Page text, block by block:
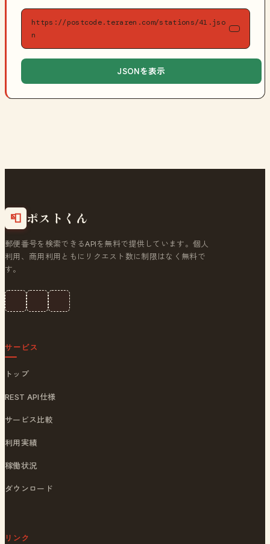
https://postcode.teraren.com/stations/41.jso
n
JSONを表示
📮 ポストくん
郵便番号を検索できるAPIを無料で提供しています。個人
利用、商用利用ともにリクエスト数に制限はなく無料で
す。
サービス
トップ
REST API仕様
サービス比較
利用実績
稼働状況
ダウンロード
リンク